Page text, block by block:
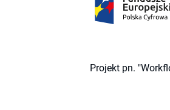
Projekt pn.